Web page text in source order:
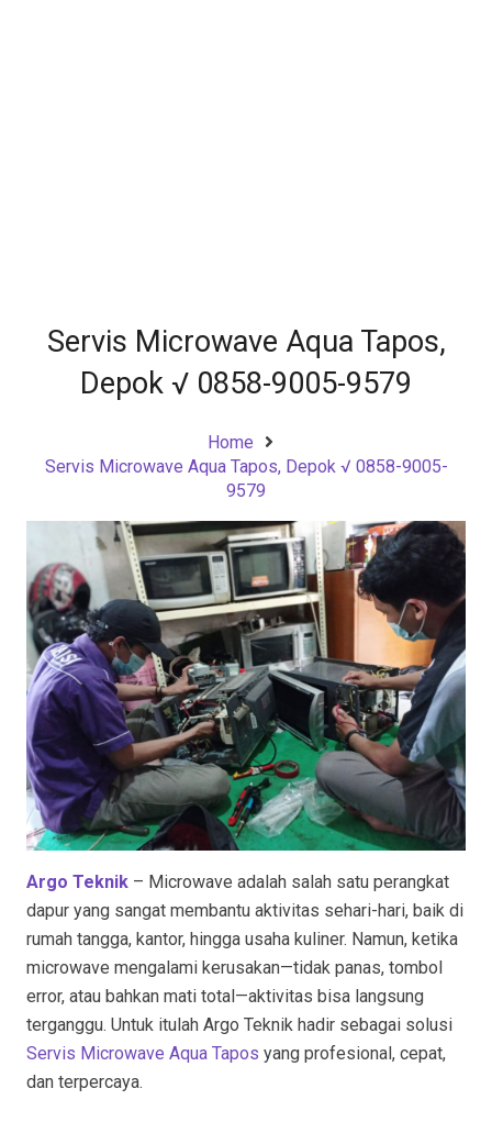
Servis Microwave Aqua Tapos,
Depok √ 0858-9005-9579
Home
Servis Microwave Aqua Tapos, Depok √ 0858-9005-
9579
Argo Teknik – Microwave adalah salah satu perangkat
dapur yang sangat membantu aktivitas sehari-hari, baik di
rumah tangga, kantor, hingga usaha kuliner. Namun, ketika
microwave mengalami kerusakan—tidak panas, tombol
error, atau bahkan mati total—aktivitas bisa langsung
terganggu. Untuk itulah Argo Teknik hadir sebagai solusi
Servis Microwave Aqua Tapos yang profesional, cepat,
dan terpercaya.